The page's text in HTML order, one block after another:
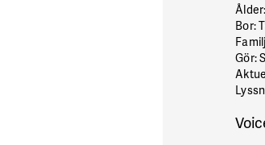
Ålder
Bor:
Familj
Gör: